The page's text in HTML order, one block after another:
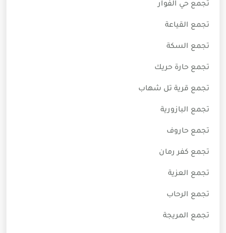
تجمع حي الفوار
تجمع القياعة
تجمع السكة
تجمع حارة حريك
تجمع قرية تل شهاب
تجمع البازورية
تجمع حاروف
تجمع كفر رمان
تجمع العزية
تجمع الرحاب
تجمع المريجة